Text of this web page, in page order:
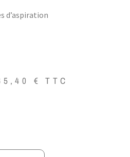
d’aspiration
€ TTC